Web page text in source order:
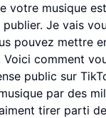
votre musique
Je vais
pouvez mettre
Voici comment
public sur
par des
tirer parti